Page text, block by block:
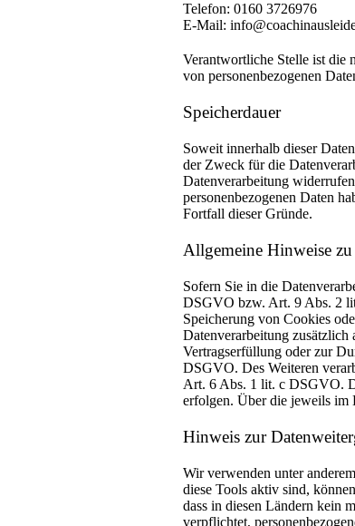
Telefon: 0160 3726976
E-Mail:
Verantwortliche Stelle ist die
von personenbezogenen
Speicherdauer
Soweit innerhalb dieser
der Zweck für die
Datenverarbeitung
personenbezogenen Daten
Fortfall dieser Gründe.
Allgemeine Hinweise
Sofern Sie in die
DSGVO bzw. Art. 9 Abs. 2
Speicherung von Cookies
Datenverarbeitung
Vertragserfüllung oder zur
DSGVO. Des Weiteren
Art. 6 Abs. 1 lit. c DSGVO.
erfolgen. Über die jeweils im
Hinweis zur
Wir verwenden unter
diese Tools aktiv sind,
dass in diesen Ländern kein
verpflichtet,